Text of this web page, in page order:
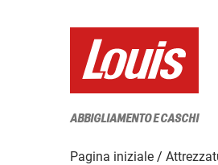
ABBIGLIAMENTO E CASCHI
Pagina iniziale